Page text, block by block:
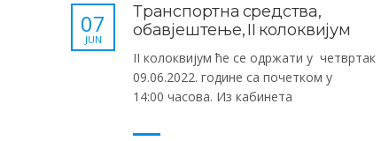
Транспортна средства,
обавјештење, II колоквијум
07
JUN
II колоквијум ће се одржати у четвртак
09.06.2022. године са почетком у
14:00 часова. Из кабинета